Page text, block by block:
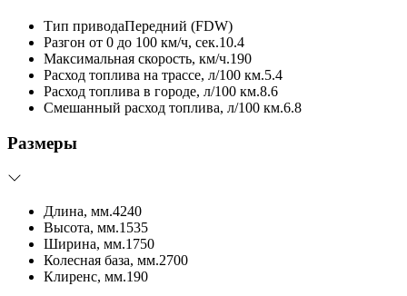
Тип приводаПередний (FDW)
Разгон от 0 до 100 км/ч, сек.10.4
Максимальная скорость, км/ч.190
Расход топлива на трассе, л/100 км.5.4
Расход топлива в городе, л/100 км.8.6
Смешанный расход топлива, л/100 км.6.8
Размеры
Длина, мм.4240
Высота, мм.1535
Ширина, мм.1750
Колесная база, мм.2700
Клиренс, мм.190